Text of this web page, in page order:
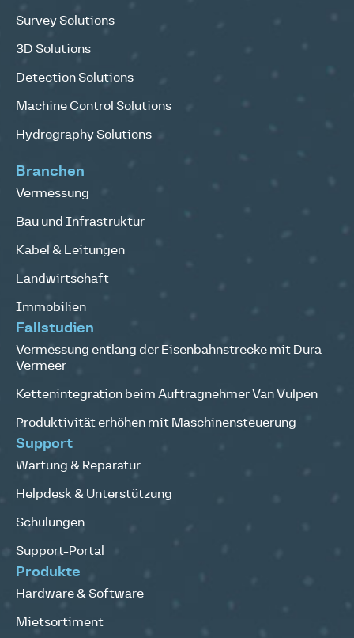
Survey Solutions
3D Solutions
Detection Solutions
Machine Control Solutions
Hydrography Solutions
Branchen
Vermessung
Bau und Infrastruktur
Kabel & Leitungen
Landwirtschaft
Immobilien
Fallstudien
Vermessung entlang der Eisenbahnstrecke mit Dura
Vermeer
Kettenintegration beim Auftragnehmer Van Vulpen
Produktivität erhöhen mit Maschinensteuerung
Support
Wartung & Reparatur
Helpdesk & Unterstützung
Schulungen
Support-Portal
Produkte
Hardware & Software
Mietsortiment